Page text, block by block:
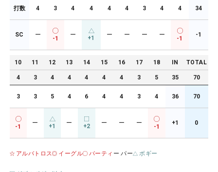
打数 4 3 4 4 4 4 3 4 4 34
SC ー
-1
ー +1 ー ー ー ー
-1
-1
10 11 12 13 14 15 16 17 18 IN TOTAL
4 3 4 4 4 4 4 3 5 35 70
3 3 5 4 6 4 4 3 4 36 70
-1
ー +1 ー +2 ー ー ー
-1
+1 0
アルバトロス イーグル バーティ ー パー ボギー